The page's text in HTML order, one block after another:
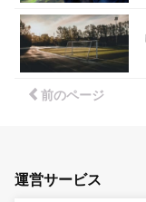
前のページ
運営サービス